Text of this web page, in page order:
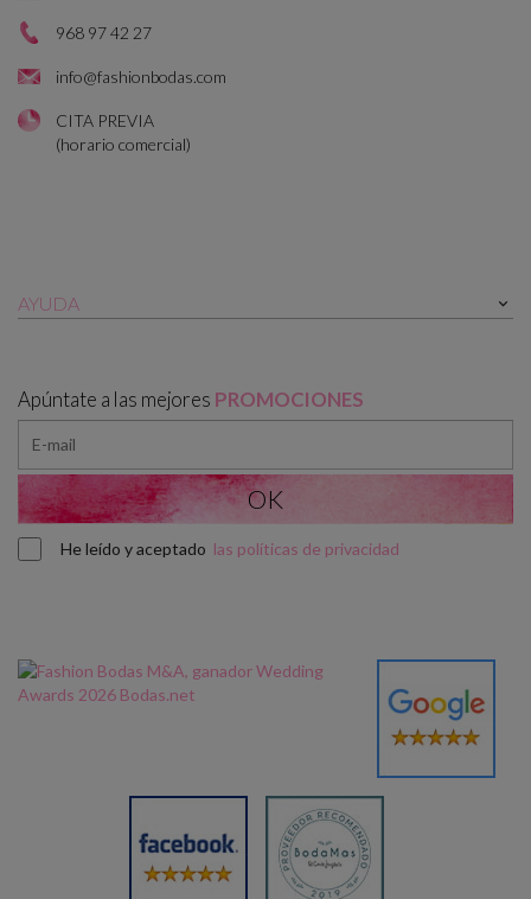
968 97 42 27
info@fashionbodas.com
CITA PREVIA
(horario comercial)
AYUDA 
Apúntate a las mejores PROMOCIONES
He leído y aceptado las políticas de privacidad